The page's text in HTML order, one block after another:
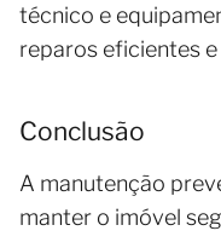
técnico e
reparos eficientes
Conclusão
A manutenção
manter o imóvel